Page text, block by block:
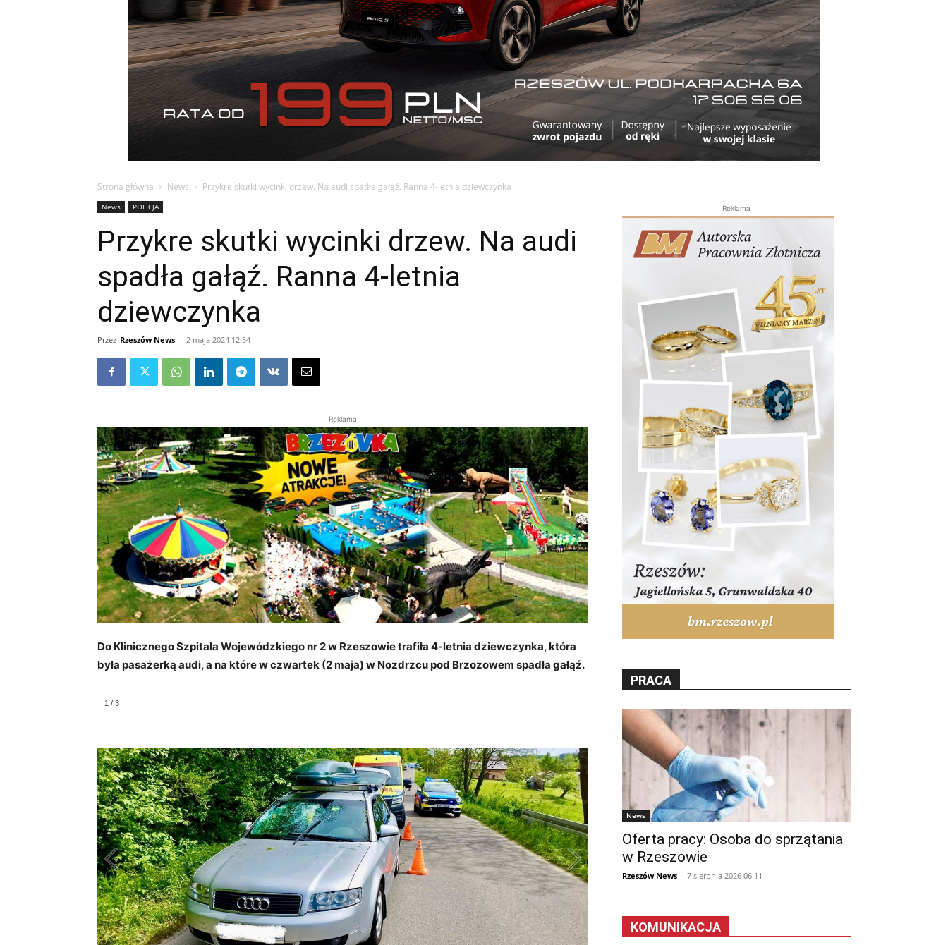
Strona główna News Przykre skutki wycinki drzew. Na audi spadła gałąź. Ranna 4-letnia dziewczynka
News POLICJA
Przykre skutki wycinki drzew. Na audi
spadła gałąź. Ranna 4-letnia
dziewczynka
Przez Rzeszów News - 2 maja 2024 12:54
Reklama
Do Klinicznego Szpitala Wojewódzkiego nr 2 w Rzeszowie trafiła 4-letnia dziewczynka, która
była pasażerką audi, a na które w czwartek (2 maja) w Nozdrzcu pod Brzozowem spadła gałąź.
Reklama
PRACA
News
Oferta pracy: Osoba do sprzątania
w Rzeszowie
Rzeszów News - 7 sierpnia 2026 06:11
KOMUNIKACJA